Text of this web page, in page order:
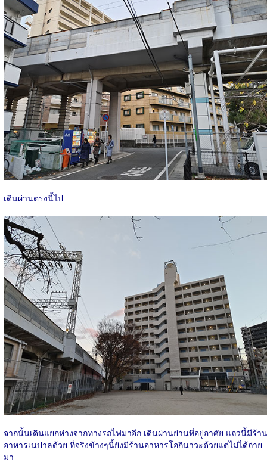
เดินผ่านตรงนี้ไป
จากนั้นเดินแยกห่างจากทางรถไฟมาอีก เดินผ่านย่านที่อยู่อาศัย แถวนี้มีร้าน
อาหารเนปาลด้วย ที่จริงข้างๆนี้ยังมีร้านอาหารโอกินาวะด้วยแต่ไม่ได้ถ่าย
มา